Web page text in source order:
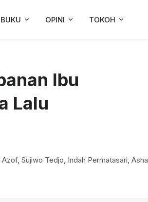
BUKU OPINI TOKOH
Ibu
Lalu
Sujiwo Tedjo, Indah Permatasari, Asha